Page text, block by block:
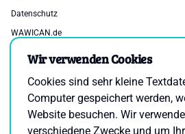
Datenschutz
WAWICAN.de
Cookie-Einstellungen
Bestellung widerrufen
Standort
Windthorststraße 65 48143
Mo-Fr
Wir verwenden Cookies
Cookies sind sehr kleine
Computer gespeichert werden,
Website besuchen. Wir
verschiedene Zwecke und um